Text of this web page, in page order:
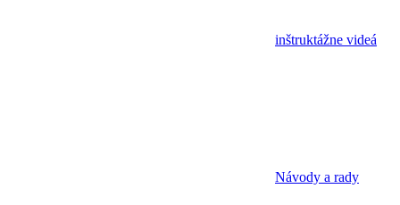
inštruktážne videá
Návody a rady